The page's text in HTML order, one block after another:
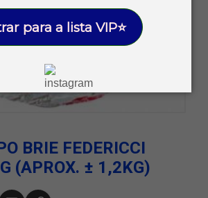
para a lista VIP⭐
BRIE FEDERICCI
(APROX. ± 1,2KG)